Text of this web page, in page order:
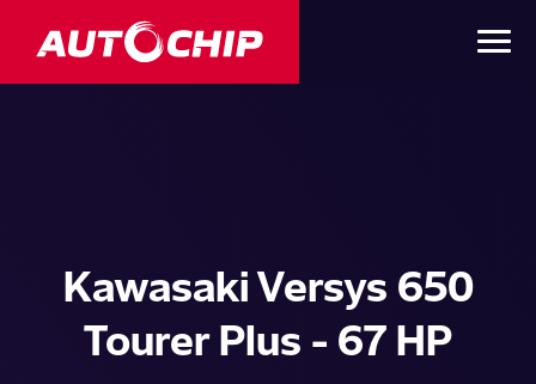
Kawasaki Versys 650
Tourer Plus - 67 HP